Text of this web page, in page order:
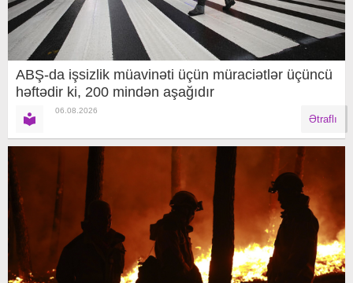
ABŞ-da işsizlik müavinəti üçün müraciətlər üçüncü
həftədir ki, 200 mindən aşağıdır
06.08.2026
Ətraflı